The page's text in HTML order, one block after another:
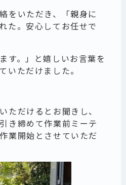
をいただき、「親身に
た。安心してお任せで
す。」と嬉しいお言葉を
いただけました。
ただけるとお聞きし、
き締めて作業前ミーテ
業開始とさせていただ